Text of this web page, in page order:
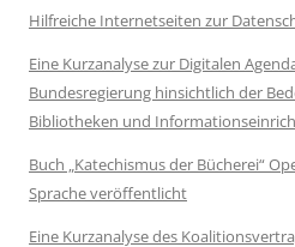
Hilfreiche Internetseiten zur
Eine Kurzanalyse zur Digitalen
Bundesregierung hinsichtlich der
Bibliotheken und
Buch „Katechismus der Bücherei“
Sprache veröffentlicht
Eine Kurzanalyse des